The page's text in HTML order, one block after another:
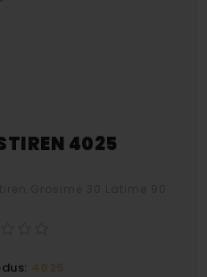
4025
4025